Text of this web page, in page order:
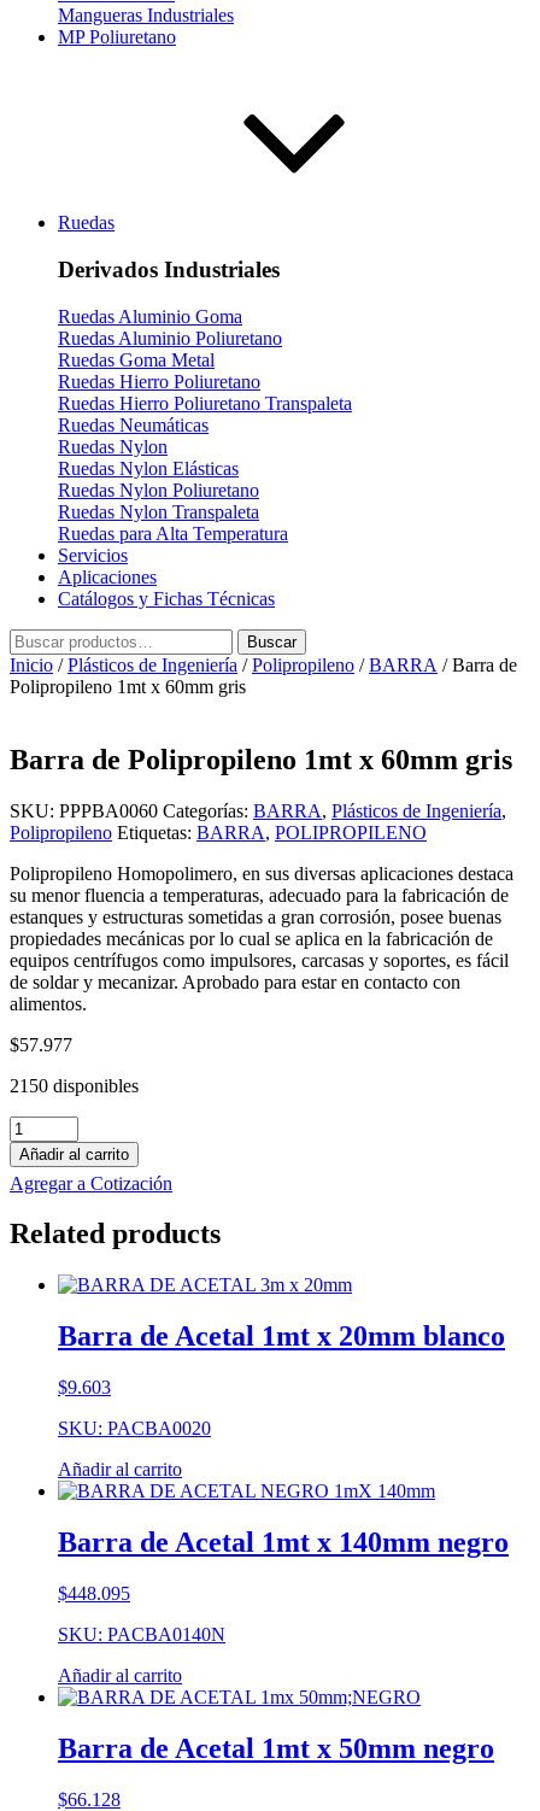
Mangueras Industriales
MP Poliuretano
Ruedas
Derivados Industriales
Ruedas Aluminio Goma
Ruedas Aluminio Poliuretano
Ruedas Goma Metal
Ruedas Hierro Poliuretano
Ruedas Hierro Poliuretano Transpaleta
Ruedas Neumáticas
Ruedas Nylon
Ruedas Nylon Elásticas
Ruedas Nylon Poliuretano
Ruedas Nylon Transpaleta
Ruedas para Alta Temperatura
Servicios
Aplicaciones
Catálogos y Fichas Técnicas
Buscar
por:
Buscar
Inicio /Plásticos de Ingeniería /Polipropileno /BARRA / Barra de
Polipropileno 1mt x 60mm gris
Barra de Polipropileno 1mt x 60mm gris
SKU: PPPBA0060 Categorías: BARRA, Plásticos de Ingeniería,
Polipropileno Etiquetas: BARRA, POLIPROPILENO
Polipropileno Homopolimero, en sus diversas aplicaciones destaca
su menor fluencia a temperaturas, adecuado para la fabricación de
estanques y estructuras sometidas a gran corrosión, posee buenas
propiedades mecánicas por lo cual se aplica en la fabricación de
equipos centrífugos como impulsores, carcasas y soportes, es fácil
de soldar y mecanizar. Aprobado para estar en contacto con
alimentos.
$57.977
2150 disponibles
Barra
de
Polipropileno
1mt
60mm
cantidad
Añadir al carrito
Agregar a Cotización
Related products
Barra de Acetal 1mt x 20mm blanco
$9.603
SKU: PACBA0020
Añadir al carrito
Barra de Acetal 1mt x 140mm negro
$448.095
SKU: PACBA0140N
Añadir al carrito
Barra de Acetal 1mt x 50mm negro
$66.128